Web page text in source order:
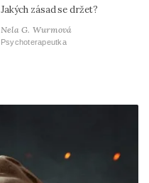
Jakých zásad se držet?
Nela G. Wurmová
Psychoterapeutka